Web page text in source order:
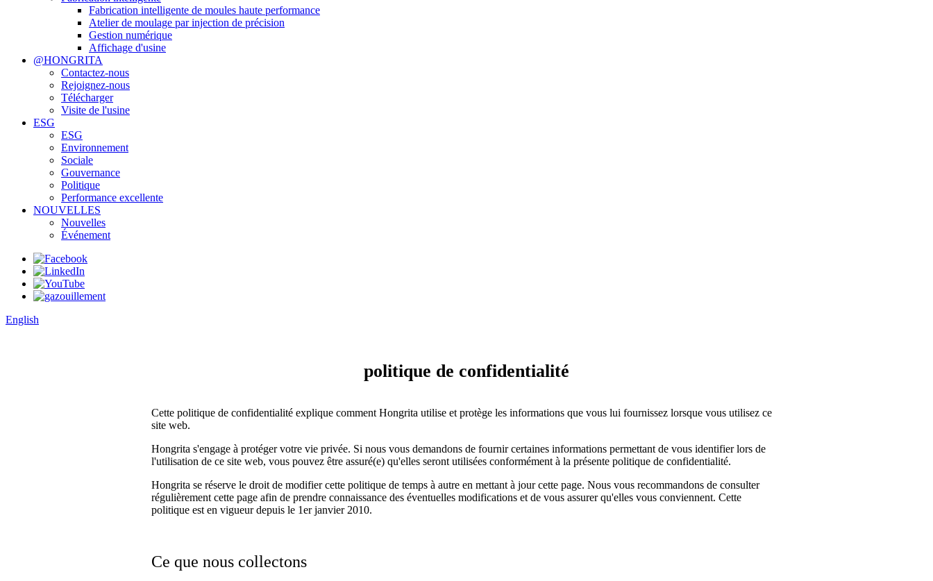
Fabrication intelligente de moules haute performance
Atelier de moulage par injection de précision
Gestion numérique
Affichage d'usine
@HONGRITA
Contactez-nous
Rejoignez-nous
Télécharger
Visite de l'usine
ESG
ESG
Environnement
Sociale
Gouvernance
Politique
Performance excellente
NOUVELLES
Nouvelles
Événement
English
politique de confidentialité
Cette politique de confidentialité explique comment Hongrita utilise et protège les informations que vous lui fournissez lorsque vous utilisez ce
site web.
Hongrita s'engage à protéger votre vie privée. Si nous vous demandons de fournir certaines informations permettant de vous identifier lors de
l'utilisation de ce site web, vous pouvez être assuré(e) qu'elles seront utilisées conformément à la présente politique de confidentialité.
Hongrita se réserve le droit de modifier cette politique de temps à autre en mettant à jour cette page. Nous vous recommandons de consulter
régulièrement cette page afin de prendre connaissance des éventuelles modifications et de vous assurer qu'elles vous conviennent. Cette
politique est en vigueur depuis le 1er janvier 2010.
Ce que nous collectons